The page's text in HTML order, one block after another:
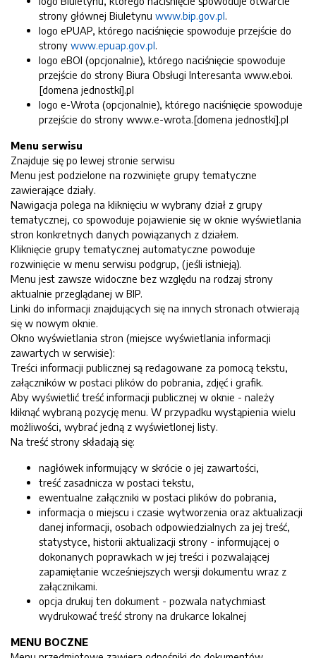
strony głównej Biuletynu www.bip.gov.pl.
logo ePUAP, którego naciśnięcie spowoduje przejście do
strony www.epuap.gov.pl.
logo eBOI (opcjonalnie), którego naciśnięcie spowoduje
przejście do strony Biura Obsługi Interesanta www.eboi.
[domena jednostki].pl
logo e-Wrota (opcjonalnie), którego naciśnięcie spowoduje
przejście do strony www.e-wrota.[domena jednostki].pl
Menu serwisu
Znajduje się po lewej stronie serwisu
Menu jest podzielone na rozwinięte grupy tematyczne
zawierające działy.
Nawigacja polega na kliknięciu w wybrany dział z grupy
tematycznej, co spowoduje pojawienie się w oknie wyświetlania
stron konkretnych danych powiązanych z działem.
Kliknięcie grupy tematycznej automatyczne powoduje
rozwinięcie w menu serwisu podgrup, (jeśli istnieją).
Menu jest zawsze widoczne bez względu na rodzaj strony
aktualnie przeglądanej w BIP.
Linki do informacji znajdujących się na innych stronach otwierają
się w nowym oknie.
Okno wyświetlania stron (miejsce wyświetlania informacji
zawartych w serwisie):
Treści informacji publicznej są redagowane za pomocą tekstu,
załączników w postaci plików do pobrania, zdjęć i grafik.
Aby wyświetlić treść informacji publicznej w oknie - należy
kliknąć wybraną pozycję menu. W przypadku wystąpienia wielu
możliwości, wybrać jedną z wyświetlonej listy.
Na treść strony składają się:
nagłówek informujący w skrócie o jej zawartości,
treść zasadnicza w postaci tekstu,
ewentualne załączniki w postaci plików do pobrania,
informacja o miejscu i czasie wytworzenia oraz aktualizacji
danej informacji, osobach odpowiedzialnych za jej treść,
statystyce, historii aktualizacji strony - informującej o
dokonanych poprawkach w jej treści i pozwalającej
zapamiętanie wcześniejszych wersji dokumentu wraz z
załącznikami.
opcja drukuj ten dokument - pozwala natychmiast
wydrukować treść strony na drukarce lokalnej
MENU BOCZNE